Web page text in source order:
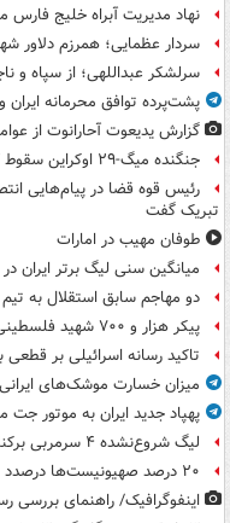
نهاد مدیریت آبراه خلیج
سردار عظمایی؛ همرزم دلاور
سرلشکر عبداللهی؛ از سپاه و
پشت‌پرده توافق محرمانه ایران
گزارش یدیعوت آحارانوت از
جنگنده میگ-۲۹ اوکراین سقوط کرد
رئیس قوه قضا در پیام‌هایی
تبریک گفت
طوفان مهیب در امارات
میانگین سنی لیگ برتر ایران
دو مهاجم سابق استقلال به
پیکر هزار و ۷۰۰ شهید فلسطینی در گروگان رژیم صهیونیستی
تاکید رسانه اسرائیلی بر قطعی
میزان خسارت موشک‌های ایرانی
پهپاد جدید ایران به موتور
لیگ شروع‌نشده ۴ سرمربی برکنار شدند
۲۰ درصد صهیونیست‌ها درصدد ترک فلسطین اشغالی
اینفوگرافیک/ راهنمای بررسی